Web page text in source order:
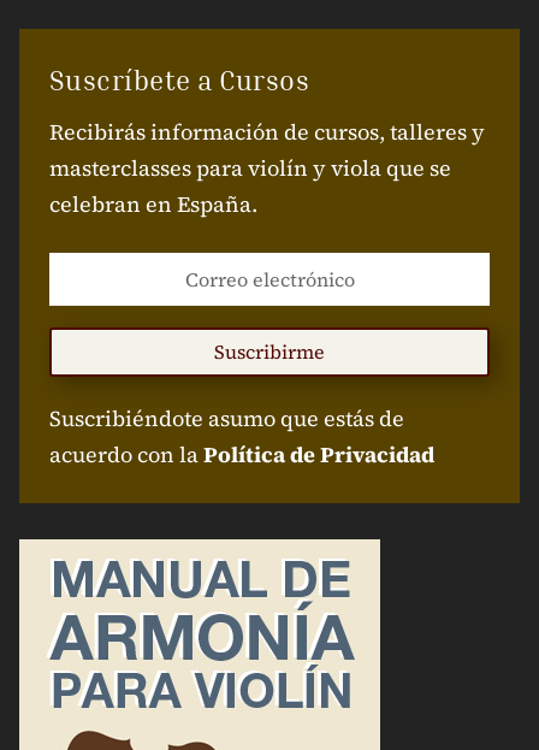
Suscríbete a Cursos
Recibirás información de cursos, talleres y
masterclasses para violín y viola que se
celebran en España.
Suscribirme
Suscribiéndote asumo que estás de
acuerdo con laPolítica de Privacidad